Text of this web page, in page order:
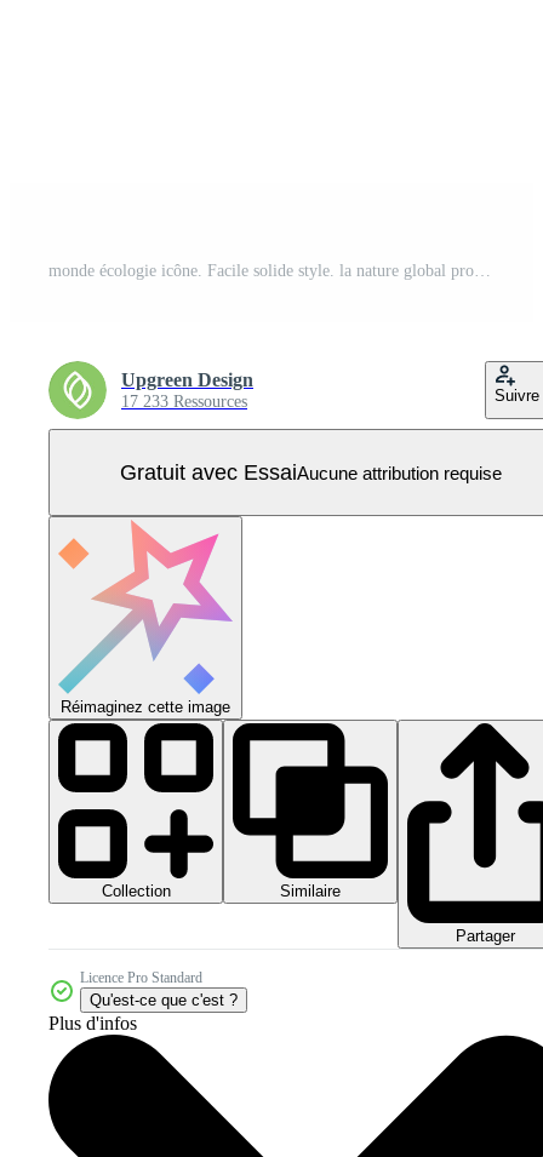
monde écologie icône. Facile solide style. la nature global protéger, logo éco environnement, globe avec feuilles, vert Terre planète concept. noir silhouette, glyphe symbole. illustration isolé. Vecteur Pro
Upgreen Design
17 233 Ressources Suivre
Gratuit avec EssaiAucune attribution requise
Réimaginez cette image
Collection Similaire
Partager
Licence Pro Standard
Qu'est-ce que c'est ?
Plus d'infos